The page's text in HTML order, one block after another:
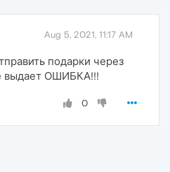
Aug 5, 2021, 11:17 AM
подарки через
выдает ОШИБКА!!!
0